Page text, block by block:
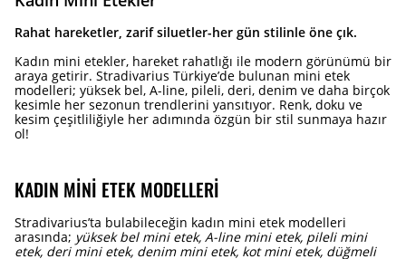
Rahat hareketler, zarif siluetler-her gün stilinle öne çık.
Kadın mini etekler, hareket rahatlığı ile modern görünümü bir
araya getirir. Stradivarius Türkiye’de bulunan mini etek
modelleri; yüksek bel, A-line, pileli, deri, denim ve daha birçok
kesimle her sezonun trendlerini yansıtıyor. Renk, doku ve
kesim çeşitliliğiyle her adımında özgün bir stil sunmaya hazır
ol!
KADIN MINI ETEK MODELLERI
Stradivarius’ta bulabileceğin kadın mini etek modelleri
arasında; yüksek bel mini etek, A-line mini etek, pileli mini
etek, deri mini etek, denim mini etek, kot mini etek, düğmeli